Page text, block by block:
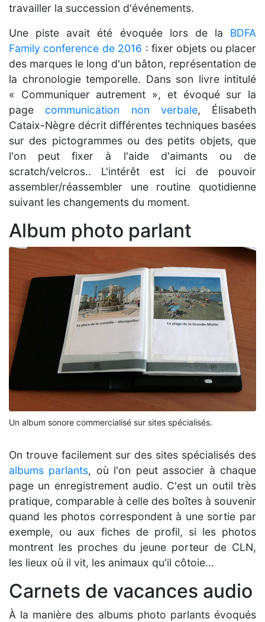
travailler la succession d'événements.
Une piste avait été évoquée lors de la BDFA
Family conference de 2016 : fixer objets ou placer
des marques le long d'un bâton, représentation de
la chronologie temporelle. Dans son livre intitulé
« Communiquer autrement », et évoqué sur la
page communication non verbale, Élisabeth
Cataix-Nègre décrit différentes techniques basées
sur des pictogrammes ou des petits objets, que
l'on peut fixer à l'aide d'aimants ou de
scratch/velcros.. L'intérêt est ici de pouvoir
assembler/réassembler une routine quotidienne
suivant les changements du moment.
Album photo parlant
Un album sonore commercialisé sur sites spécialisés.
On trouve facilement sur des sites spécialisés des
albums parlants, où l'on peut associer à chaque
page un enregistrement audio. C'est un outil très
pratique, comparable à celle des boîtes à souvenir
quand les photos correspondent à une sortie par
exemple, ou aux fiches de profil, si les photos
montrent les proches du jeune porteur de CLN,
les lieux où il vit, les animaux qu'il côtoie...
Carnets de vacances audio
À la manière des albums photo parlants évoqués